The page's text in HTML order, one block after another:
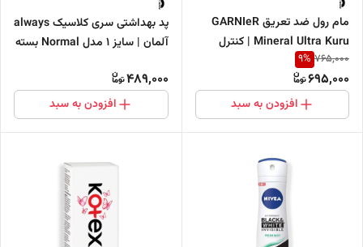
مام رول ضد تعریق GARNIeR
Mineral Ultra Kuru | کنترل
میل
765,000
9%
695,000
افزودن به سبد
پد بهداشتی سری کلاسیک always
آلمان | سایز 1 مدل Normal بسته
489,000
افزودن به سبد